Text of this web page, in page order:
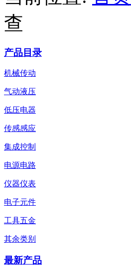
查
产品目录
机械传动
气动液压
低压电器
传感感应
集成控制
电源电路
仪器仪表
电子元件
工具五金
其余类别
最新产品